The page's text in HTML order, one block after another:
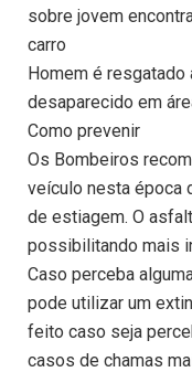
sobre jovem
carro
Homem é
desaparecido em
Como prevenir
Os Bombeiros
veículo nesta época
de estiagem. O
possibilitando mais
Caso perceba
pode utilizar um
feito caso seja
casos de chamas